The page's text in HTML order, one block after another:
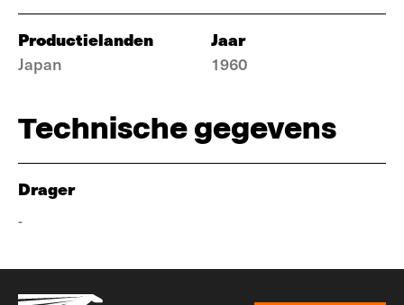
Productielanden
Japan
Jaar
1960
Technische gegevens
Drager
-